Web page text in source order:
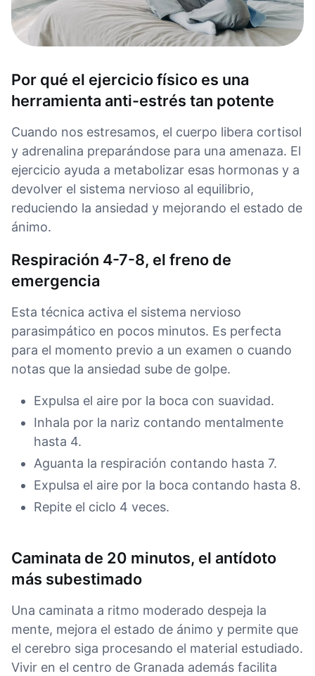
Por qué el ejercicio físico es una
herramienta anti-estrés tan potente
Cuando nos estresamos, el cuerpo libera cortisol
y adrenalina preparándose para una amenaza. El
ejercicio ayuda a metabolizar esas hormonas y a
devolver el sistema nervioso al equilibrio,
reduciendo la ansiedad y mejorando el estado de
ánimo.
Respiración 4-7-8, el freno de
emergencia
Esta técnica activa el sistema nervioso
parasimpático en pocos minutos. Es perfecta
para el momento previo a un examen o cuando
notas que la ansiedad sube de golpe.
Expulsa el aire por la boca con suavidad.
Inhala por la nariz contando mentalmente
hasta 4.
Aguanta la respiración contando hasta 7.
Expulsa el aire por la boca contando hasta 8.
Repite el ciclo 4 veces.
Caminata de 20 minutos, el antídoto
más subestimado
Una caminata a ritmo moderado despeja la
mente, mejora el estado de ánimo y permite que
el cerebro siga procesando el material estudiado.
Vivir en el centro de Granada además facilita